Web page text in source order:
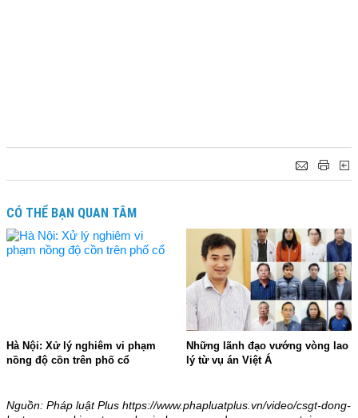
CÓ THỂ BẠN QUAN TÂM
Hà Nội: Xử lý nghiêm vi phạm
nồng độ cồn trên phố cổ
Những lãnh đạo vướng vòng lao
lý từ vụ án Việt Á
Nguồn: Pháp luật Plus https://www.phapluatplus.vn/video/csgt-dong-